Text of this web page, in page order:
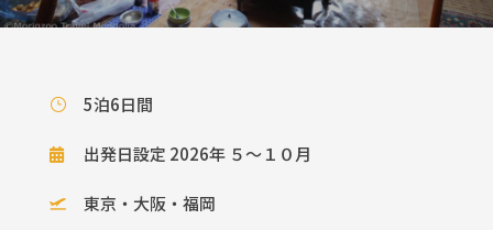
5泊6日間
出発日設定 2026年 ５～１０月
東京・大阪・福岡